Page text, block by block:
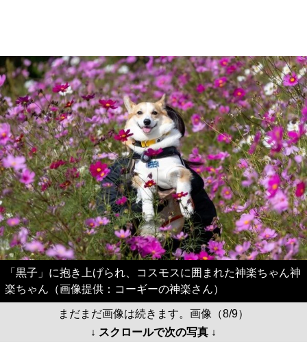
「黒子」に抱き上げられ、コスモスに囲まれた神楽ちゃん神
楽ちゃん（画像提供：コーギーの神楽さん）
まだまだ画像は続きます。画像（8/9）
↓ スクロールで次の写真 ↓